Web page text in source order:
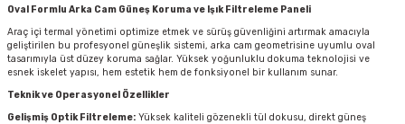
Oval Formlu Arka Cam Güneş Koruma ve Işık Filtreleme Paneli
Araç içi termal yönetimi optimize etmek ve sürüş güvenliğini artırmak amacıyla
geliştirilen bu profesyonel güneşlik sistemi, arka cam geometrisine uyumlu oval
tasarımıyla üst düzey koruma sağlar. Yüksek yoğunluklu dokuma teknolojisi ve
esnek iskelet yapısı, hem estetik hem de fonksiyonel bir kullanım sunar.
Teknik ve Operasyonel Özellikler
Gelişmiş Optik Filtreleme: Yüksek kaliteli gözenekli tül dokusu, direkt güneş